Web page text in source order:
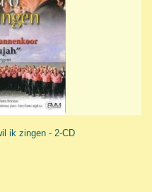
ik zingen - 2-CD